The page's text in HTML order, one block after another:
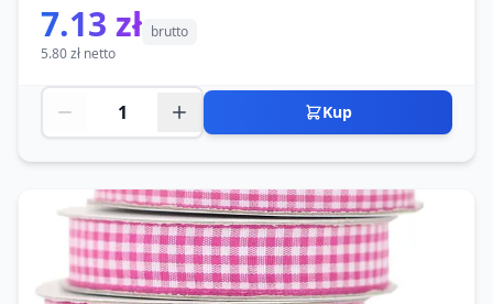
7.13 zł brutto
5.80 zł netto
Kup